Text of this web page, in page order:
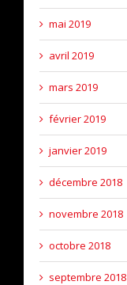
mai 2019
avril 2019
mars 2019
février 2019
janvier 2019
décembre 2018
novembre 2018
octobre 2018
septembre 2018